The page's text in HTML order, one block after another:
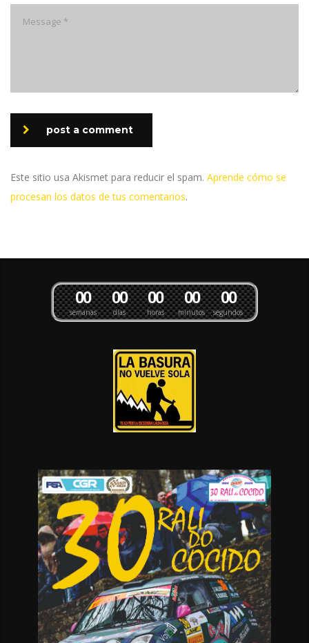
post a comment
Este sitio usa Akismet para reducir el spam. Aprende cómo se
procesan los datos de tus comentarios.
semanas
00
días
00
horas
00
minutos
00
segundos
00